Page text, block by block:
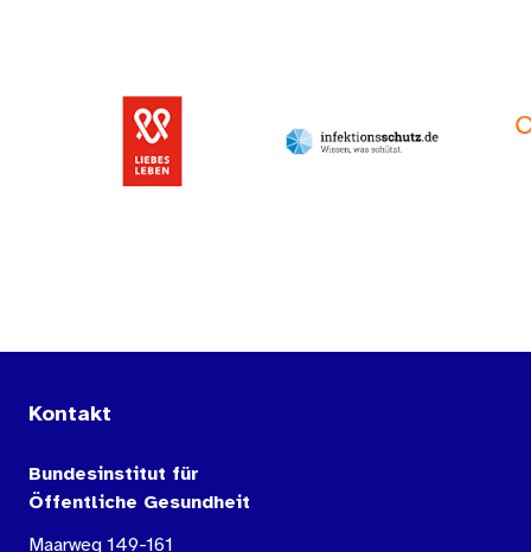
Kontakt
Bundesinstitut für
Öffentliche Gesundheit
Maarweg 149-161